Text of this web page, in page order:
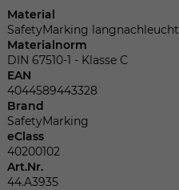
Material
SafetyMarking
Materialnorm
DIN 67510-1 - Klasse C
EAN
4044589443328
Brand
SafetyMarking
eClass
40200102
Art.Nr.
44.A3935
Dieser
zufällig
Name